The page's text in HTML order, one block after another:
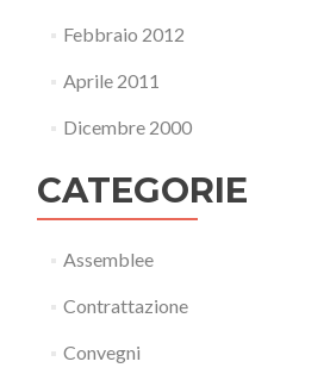
Febbraio 2012
Aprile 2011
Dicembre 2000
CATEGORIE
Assemblee
Contrattazione
Convegni